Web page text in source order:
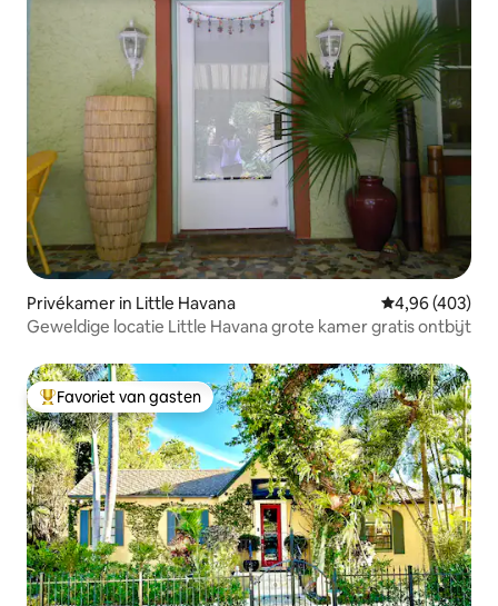
Privékamer in Little Havana Gemiddelde
4,96 (403)
Geweldige locatie Little Havana grote kamer gratis ontbijt
Topfavoriet van gasten
Favoriet van gasten